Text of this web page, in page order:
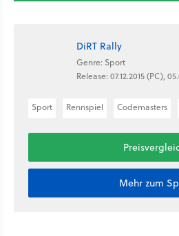
DiRT Rally
Genre: Sport
Release: 07.12.2015 (PC),
Sport Rennspiel Codemasters
Mehr zum